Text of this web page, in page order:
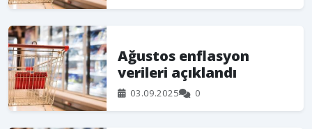
Ağustos enflasyon
verileri açıklandı
03.09.2025 0